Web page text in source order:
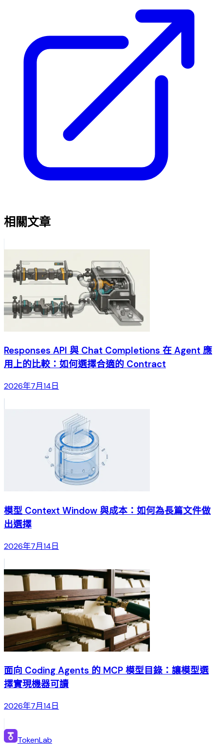
相關文章
Responses API 與 Chat Completions 在 Agent 應
用上的比較：如何選擇合適的 Contract
2026年7月14日
模型 Context Window 與成本：如何為長篇文件做
出選擇
2026年7月14日
面向 Coding Agents 的 MCP 模型目錄：讓模型選
擇實現機器可讀
2026年7月14日
TokenLab